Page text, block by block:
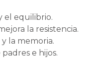
el equilibrio.
la resistencia.
la memoria.
e hijos.